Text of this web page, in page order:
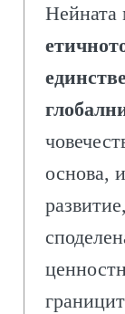
Нейната
основа,